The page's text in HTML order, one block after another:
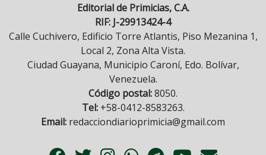
Editorial de Primicias, C.A.
RIF: J-29913424-4
Calle Cuchivero, Edificio Torre Atlantis, Piso Mezanina 1,
Local 2, Zona Alta Vista.
Ciudad Guayana, Municipio Caroní, Edo. Bolívar,
Venezuela.
Código postal:8050.
Tel:+58-0412-8583263.
Email: redacciondiarioprimicia@gmail.com